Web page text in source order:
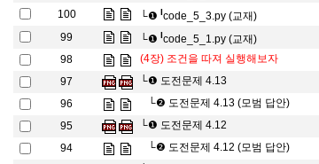
100
└❶ lcode_5_3.py (교재)
99
└❶ lcode_5_1.py (교재)
98
(4장) 조건을 따져 실행해보자
97
└❶ 도전문제 4.13
96
└❷ 도전문제 4.13 (모범 답안)
95
└❶ 도전문제 4.12
94
└❷ 도전문제 4.12 (모범 답안)